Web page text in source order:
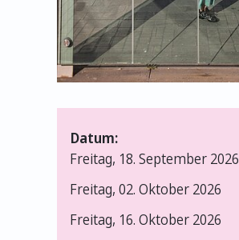
Datum:
Freitag, 18. September 2026
Freitag, 02. Oktober 2026
Freitag, 16. Oktober 2026